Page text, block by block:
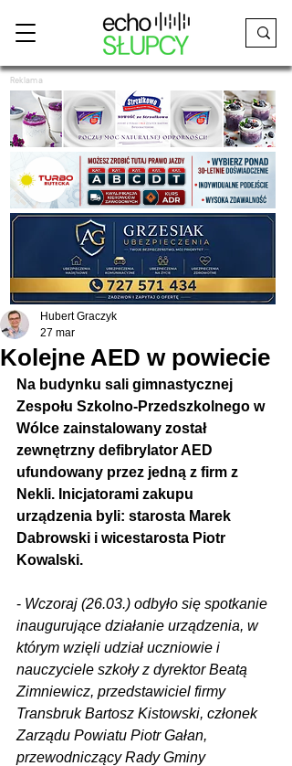
Reklama
Kolejne AED w powiecie
Hubert Graczyk
27 mar
Na budynku sali gimnastycznej
Zespołu Szkolno-Przedszkolnego w
Wólce zainstalowany został
zewnętrzny defibrylator AED
ufundowany przez jedną z firm z
Nekli. Inicjatorami zakupu
urządzenia byli: starosta Marek
Dabrowski i wicestarosta Piotr
Kowalski.
- Wczoraj (26.03.) odbyło się spotkanie
inaugurujące działanie urządzenia, w
którym wzięli udział uczniowie i
nauczyciele szkoły z dyrektor Beatą
Zimniewicz, przedstawiciel firmy
Transbruk Bartosz Kistowski, członek
Zarządu Powiatu Piotr Gałan,
przewodniczący Rady Gminy